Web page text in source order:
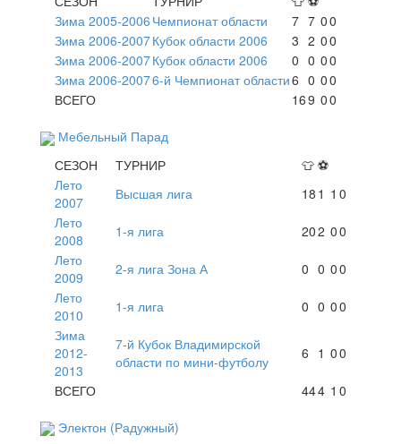
Зима 2005-2006 Чемпионат области 7 7 00
Зима 2006-2007Кубок области 2006 3 2 00
Зима 2006-2007Кубок области 2006 0 0 00
Зима 2006-20076-й Чемпионат области6 0 00
ВСЕГО
169 00
Мебельный Парад
СЕЗОН
ТУРНИР 👕 ⚽
Лето
2007
Высшая лига 18 1 1 0
Лето
2008
1-я лига 202 00
Лето
2009
2-я лига Зона А 0 0 00
Лето
2010
1-я лига 0 0 00
Зима
2012-
2013
7-й Кубок Владимирской
области по мини-футболу
6 1 00
ВСЕГО 444 1 0
Электон (Радужный)